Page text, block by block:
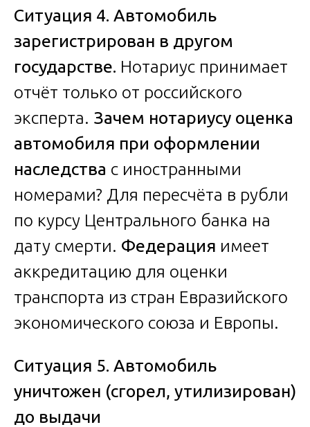
Ситуация 4. Автомобиль
зарегистрирован в другом
государстве. Нотариус принимает
отчёт только от российского
эксперта. Зачем нотариусу оценка
автомобиля при оформлении
наследства с иностранными
номерами? Для пересчёта в рубли
по курсу Центрального банка на
дату смерти. Федерация имеет
аккредитацию для оценки
транспорта из стран Евразийского
экономического союза и Европы.
Ситуация 5. Автомобиль
уничтожен (сгорел, утилизирован)
до выдачи